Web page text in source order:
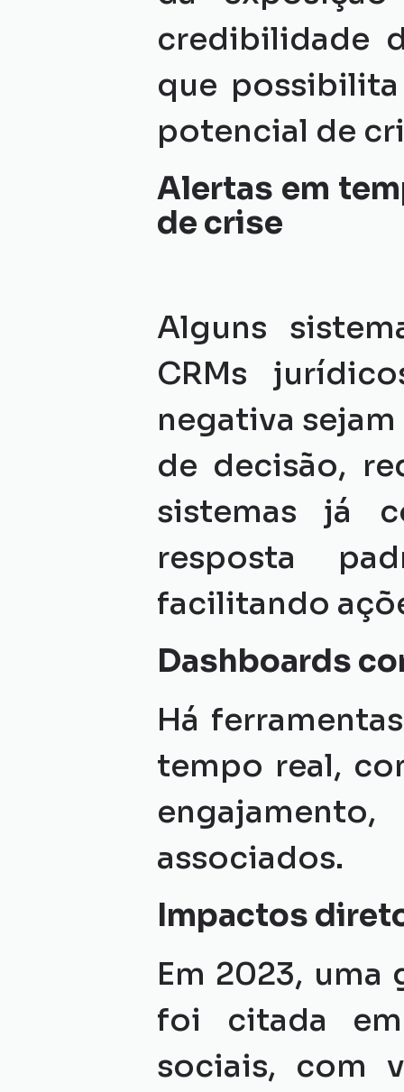
credibilidade
que
potencial de
Alertas em
de crise
Alguns
CRMs
negativa
de decisão,
sistemas já
resposta
facilitando
Dashboards
Há
tempo real,
associados.
Impactos
Em 2023,
foi citada em
sociais, com